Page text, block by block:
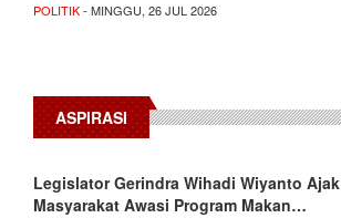
POLITIK- MINGGU, 26 JUL 2026
ASPIRASI
Legislator Gerindra Wihadi Wiyanto Ajak
Masyarakat Awasi Program Makan…